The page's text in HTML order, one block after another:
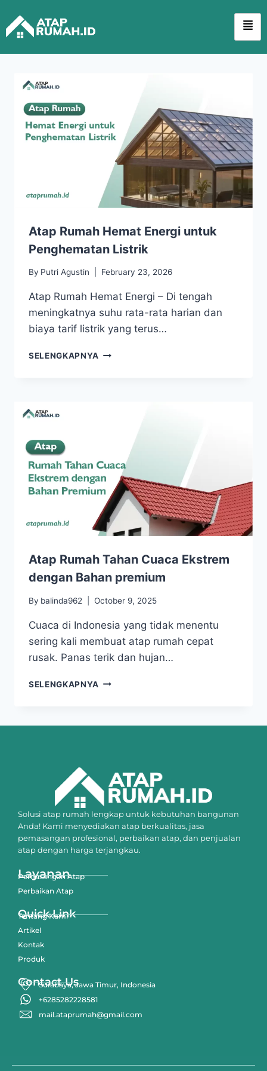
Atap Rumah Hemat Energi untuk
Penghematan Listrik
By Putri Agustin February 23, 2026
Atap Rumah Hemat Energi – Di tengah
meningkatnya suhu rata-rata harian dan
biaya tarif listrik yang terus…
SELENGKAPNYA
Atap Rumah Tahan Cuaca Ekstrem
dengan Bahan premium
By balinda962 October 9, 2025
Cuaca di Indonesia yang tidak menentu
sering kali membuat atap rumah cepat
rusak. Panas terik dan hujan…
SELENGKAPNYA
Solusi atap rumah lengkap untuk kebutuhan bangunan
Anda! Kami menyediakan atap berkualitas, jasa
pemasangan profesional, perbaikan atap, dan penjualan
atap dengan harga terjangkau.
Layanan
Pemasangan Atap
Perbaikan Atap
Quick Link
Tentang Kami
Artikel
Kontak
Produk
Contact Us
Surabaya, Jawa Timur, Indonesia
+6285282228581
mail.ataprumah@gmail.com